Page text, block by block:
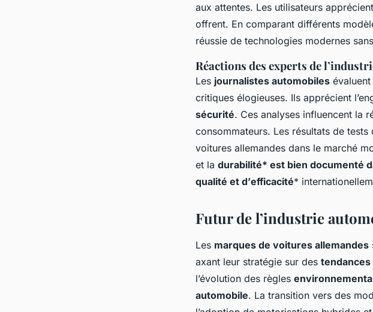
aux attentes. Les utilisateurs
offrent. En comparant différents
réussie de technologies modernes
Réactions des experts de
Les journalistes automobiles
critiques élogieuses. Ils apprécient
sécurité. Ces analyses influencent la
consommateurs. Les résultats de
voitures allemandes dans le marché
et la durabilité* est bien documenté
qualité et d’efficacité*
Futur de l’industrie
Les marques de voitures allemandes
axant leur stratégie sur des
l’évolution des règles
automobile. La transition vers des